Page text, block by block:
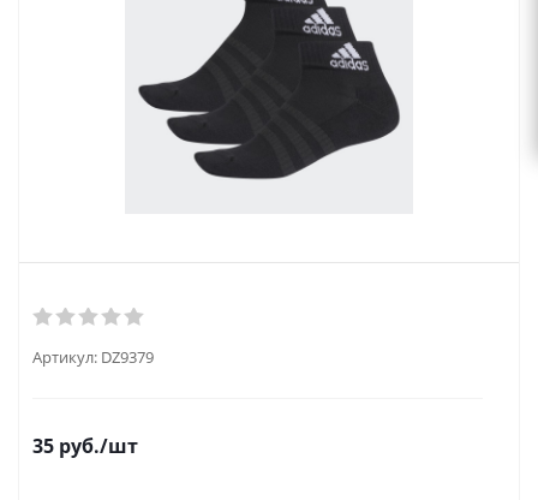
Артикул: DZ9379
35 руб./шт